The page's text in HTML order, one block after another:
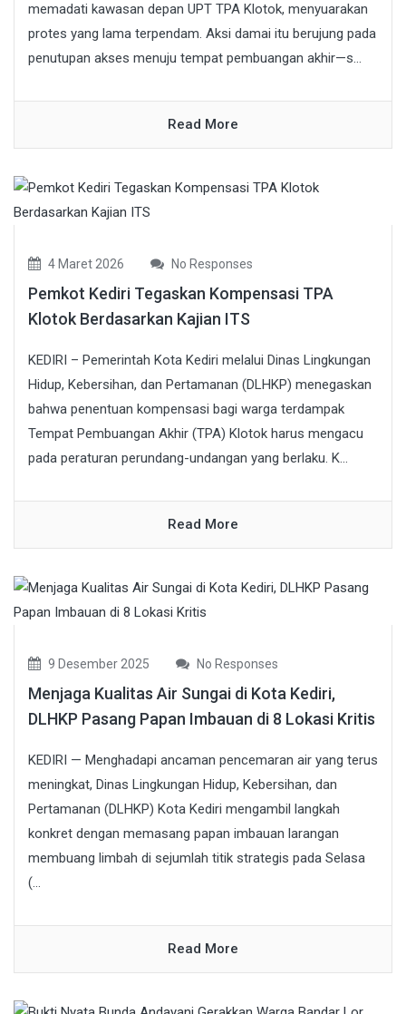
memadati kawasan depan UPT TPA Klotok, menyuarakan
protes yang lama terpendam. Aksi damai itu berujung pada
penutupan akses menuju tempat pembuangan akhir—s...
Read More
4 Maret 2026 No Responses
Pemkot Kediri Tegaskan Kompensasi TPA
Klotok Berdasarkan Kajian ITS
KEDIRI – Pemerintah Kota Kediri melalui Dinas Lingkungan
Hidup, Kebersihan, dan Pertamanan (DLHKP) menegaskan
bahwa penentuan kompensasi bagi warga terdampak
Tempat Pembuangan Akhir (TPA) Klotok harus mengacu
pada peraturan perundang-undangan yang berlaku. K...
Read More
9 Desember 2025 No Responses
Menjaga Kualitas Air Sungai di Kota Kediri,
DLHKP Pasang Papan Imbauan di 8 Lokasi Kritis
KEDIRI — Menghadapi ancaman pencemaran air yang terus
meningkat, Dinas Lingkungan Hidup, Kebersihan, dan
Pertamanan (DLHKP) Kota Kediri mengambil langkah
konkret dengan memasang papan imbauan larangan
membuang limbah di sejumlah titik strategis pada Selasa
(...
Read More